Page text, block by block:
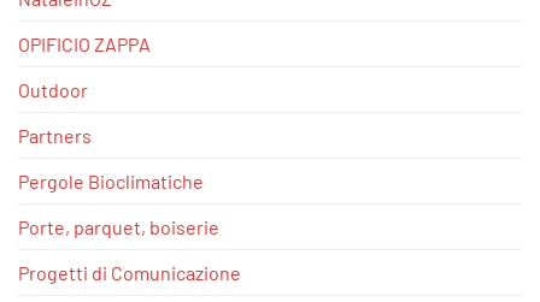
OPIFICIO ZAPPA
Outdoor
Partners
Pergole Bioclimatiche
Porte, parquet, boiserie
Progetti di Comunicazione